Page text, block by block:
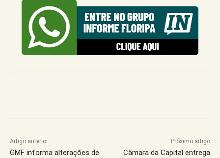
Artigo anterior
GMF informa alterações de
Próximo artigo
Câmara da Capital entrega